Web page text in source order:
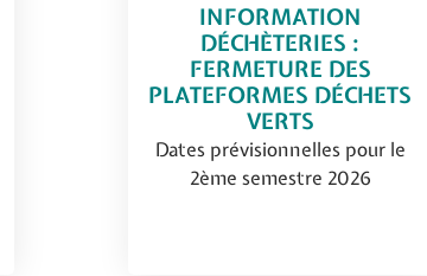
INFORMATION
DÉCHÈTERIES :
FERMETURE DES
PLATEFORMES DÉCHETS
VERTS
Dates prévisionnelles pour le
2ème semestre 2026